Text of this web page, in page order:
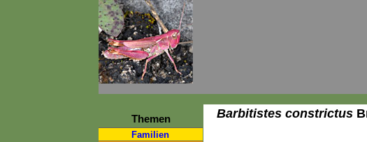
Themen
Familien
Barbitistes constrictus